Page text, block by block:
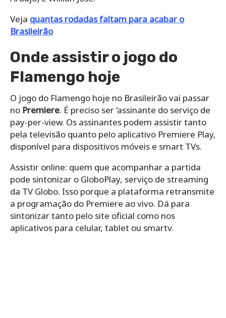
Veja quantas rodadas faltam para acabar o
Brasileirão
Onde assistir o jogo do
Flamengo hoje
O jogo do Flamengo hoje no Brasileirão vai passar
no Premiere. É preciso ser ‘assinante do serviço de
pay-per-view. Os assinantes podem assistir tanto
pela televisão quanto pelo aplicativo Premiere Play,
disponível para dispositivos móveis e smart TVs.
Assistir online: quem que acompanhar a partida
pode sintonizar o GloboPlay, serviço de streaming
da TV Globo. Isso porque a plataforma retransmite
a programação do Premiere ao vivo. Dá para
sintonizar tanto pelo site oficial como nos
aplicativos para celular, tablet ou smartv.